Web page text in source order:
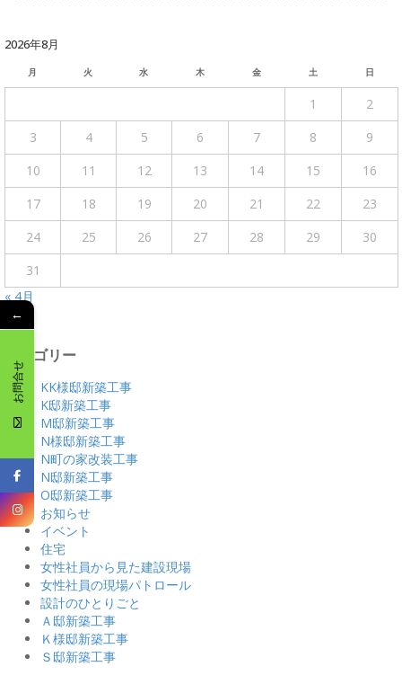
2026年8月
月 火 水 木 金 土 日
1
2
3
4 5 6 7 8
9
10
11 12 13 14 15
16
17
18 19 20 21 22
23
24
25 26 27 28 29
30
31
« 4月
カテゴリー
KK様邸新築工事
K邸新築工事
M邸新築工事
N様邸新築工事
N町の家改装工事
N邸新築工事
O邸新築工事
お知らせ
イベント
住宅
女性社員から見た建設現場
女性社員の現場パトロール
設計のひとりごと
Ａ邸新築工事
Ｋ様邸新築工事
Ｓ邸新築工事
←
お問合せ